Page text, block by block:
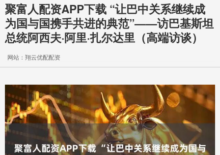
聚富人配资APP下载 “让巴中关系继续成
为国与国携手共进的典范”——访巴基斯坦
总统阿西夫·阿里·扎尔达里（高端访谈）
网站：翔云优配配资